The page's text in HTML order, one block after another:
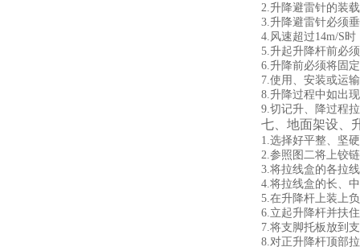
2.升降避雷针的装
3.升降避雷针必须
4.风速超过14m/S
5.升起升降杆前必
6.升降前必须将固
7.使用、安装或运
8.升降过程中如出
9.切记升、降过程
七、地面架设、
1.选择好平整、坚
2.参照图二将上铰
3.将拉线盒的各拉
4.将拉线盒的长、
5.在升降杆上装上
6.立起升降杆并扶
7.将支脚托板放到
8.对正升降杆顶部